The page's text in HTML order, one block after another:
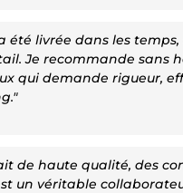
été livrée dans les temps,
Je recommande sans
qui demande rigueur,
de haute qualité, des
un véritable